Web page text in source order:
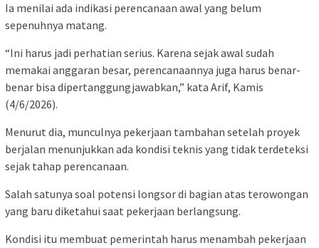
Ia menilai ada indikasi perencanaan awal yang belum
sepenuhnya matang.
“Ini harus jadi perhatian serius. Karena sejak awal sudah
memakai anggaran besar, perencanaannya juga harus benar-
benar bisa dipertanggungjawabkan,” kata Arif, Kamis
(4/6/2026).
Menurut dia, munculnya pekerjaan tambahan setelah proyek
berjalan menunjukkan ada kondisi teknis yang tidak terdeteksi
sejak tahap perencanaan.
Salah satunya soal potensi longsor di bagian atas terowongan
yang baru diketahui saat pekerjaan berlangsung.
Kondisi itu membuat pemerintah harus menambah pekerjaan